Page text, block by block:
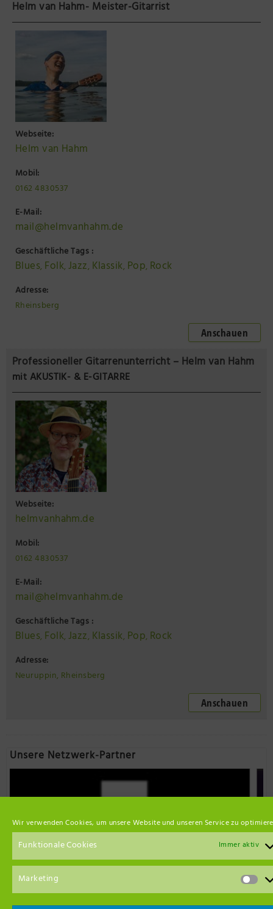
Wir verwenden Cookies, um unsere Website und unseren Service zu
Funktionale Cookies Immer aktiv
Marketing
Präsenzstelle Prignitz Standort Neuruppin
Museum Neuruppin
Brandenburg-Preußen Museum Wustrau
Wegemuseum Wusterhausen/Dosse
Helm van Hahm- Meister-Gitarrist
Webseite:
Helm van Hahm
Mobil:
0162 4830537
E-Mail:
mail@helmvanhahm.de
Geschäftliche Tags :
Blues, Folk, Jazz, Klassik, Pop, Rock
Adresse:
Rheinsberg
Anschauen
Professioneller Gitarrenunterricht – Helm van Hahm
mit AKUSTIK- & E-GITARRE
Webseite:
helmvanhahm.de
Mobil:
0162 4830537
E-Mail:
mail@helmvanhahm.de
Geschäftliche Tags :
Blues, Folk, Jazz, Klassik, Pop, Rock
Adresse:
Neuruppin, Rheinsberg
Anschauen
Unsere Netzwerk-Partner